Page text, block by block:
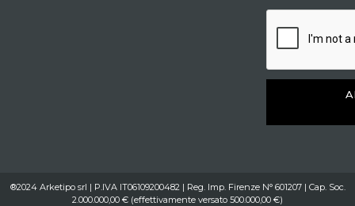
®2024 Arketipo srl | P.IVA IT06109200482 | Reg. Imp. Firenze N° 601207 | Cap. Soc.
2.000.000,00 € (effettivamente versato 500.000,00 €)